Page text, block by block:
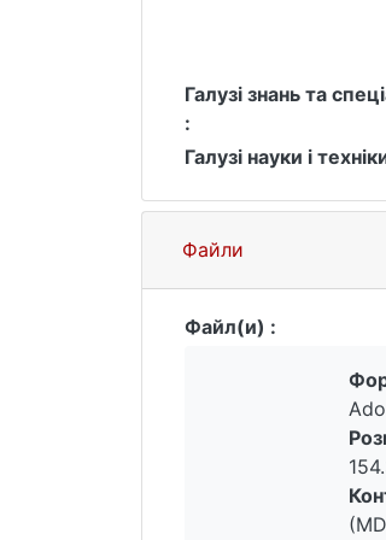
Галузі знань та
:
Галузі науки і
Файли
Файл(и) :